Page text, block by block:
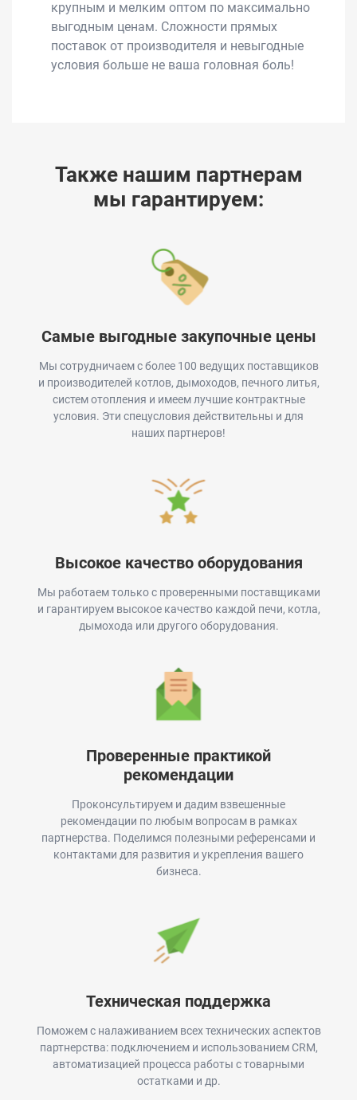
крупным и мелким оптом по максимально
выгодным ценам. Сложности прямых
поставок от производителя и невыгодные
условия больше не ваша головная боль!
Также нашим партнерам
мы гарантируем:
Самые выгодные закупочные цены
Мы сотрудничаем с более 100 ведущих поставщиков
и производителей котлов, дымоходов, печного литья,
систем отопления и имеем лучшие контрактные
условия. Эти спецусловия действительны и для
наших партнеров!
Высокое качество оборудования
Мы работаем только с проверенными поставщиками
и гарантируем высокое качество каждой печи, котла,
дымохода или другого оборудования.
Проверенные практикой
рекомендации
Проконсультируем и дадим взвешенные
рекомендации по любым вопросам в рамках
партнерства. Поделимся полезными референсами и
контактами для развития и укрепления вашего
бизнеса.
Техническая поддержка
Поможем с налаживанием всех технических аспектов
партнерства: подключением и использованием CRM,
автоматизацией процесса работы с товарными
остатками и др.